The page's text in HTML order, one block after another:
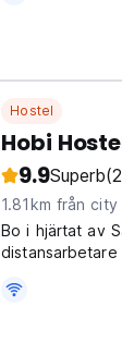
Hostel
Hobi
9.9Superb
1.81km från city
Bo i hjärtat av